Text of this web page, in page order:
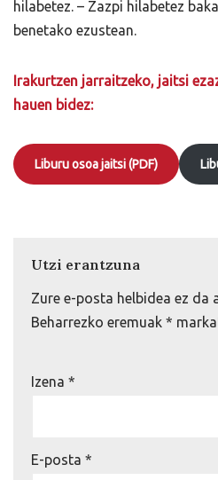
hilabetez. – Zazpi hilabetez
benetako ezustean.
Irakurtzen jarraitzeko, jaitsi
hauen bidez:
Liburu osoa jaitsi (PDF)
Utzi erantzuna
Zure e-posta helbidea ez da
Beharrezko eremuak *
Izena *
E-posta *